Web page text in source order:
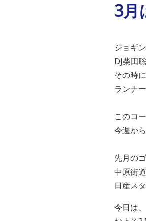
3月
ジョギ
DJ柴田
その時
ランナ
このコ
今週か
先月の
中原街
日産ス
今日は